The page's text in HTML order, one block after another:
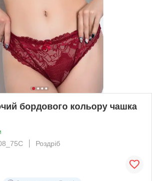
бордового кольору чашка
Роздріб